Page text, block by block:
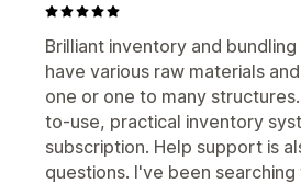
Brilliant inventory and
have various raw materials
one or one to many
to-use, practical inventory
subscription. Help support is
questions. I've been